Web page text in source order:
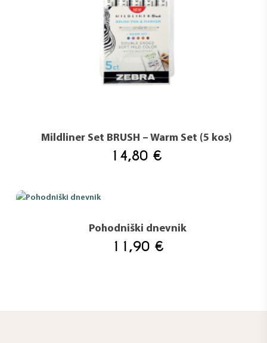
Mildliner Set BRUSH – Warm Set (5 kos)
14,80 €
Pohodniški dnevnik
11,90 €